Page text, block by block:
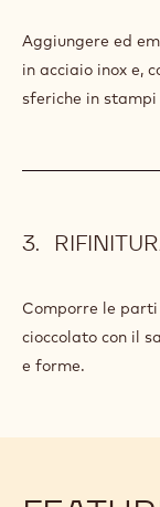
DI
E
Aggiungere ed
in acciaio inox e,
sferiche in
Comporre le
cioccolato con il
e forme.